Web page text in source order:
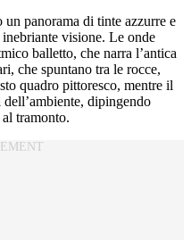
panorama di tinte azzurre e
visione. Le onde
balletto, che narra l’antica
che spuntano tra le rocce,
quadro pittoresco, mentre il
dipingendo
tramonto.